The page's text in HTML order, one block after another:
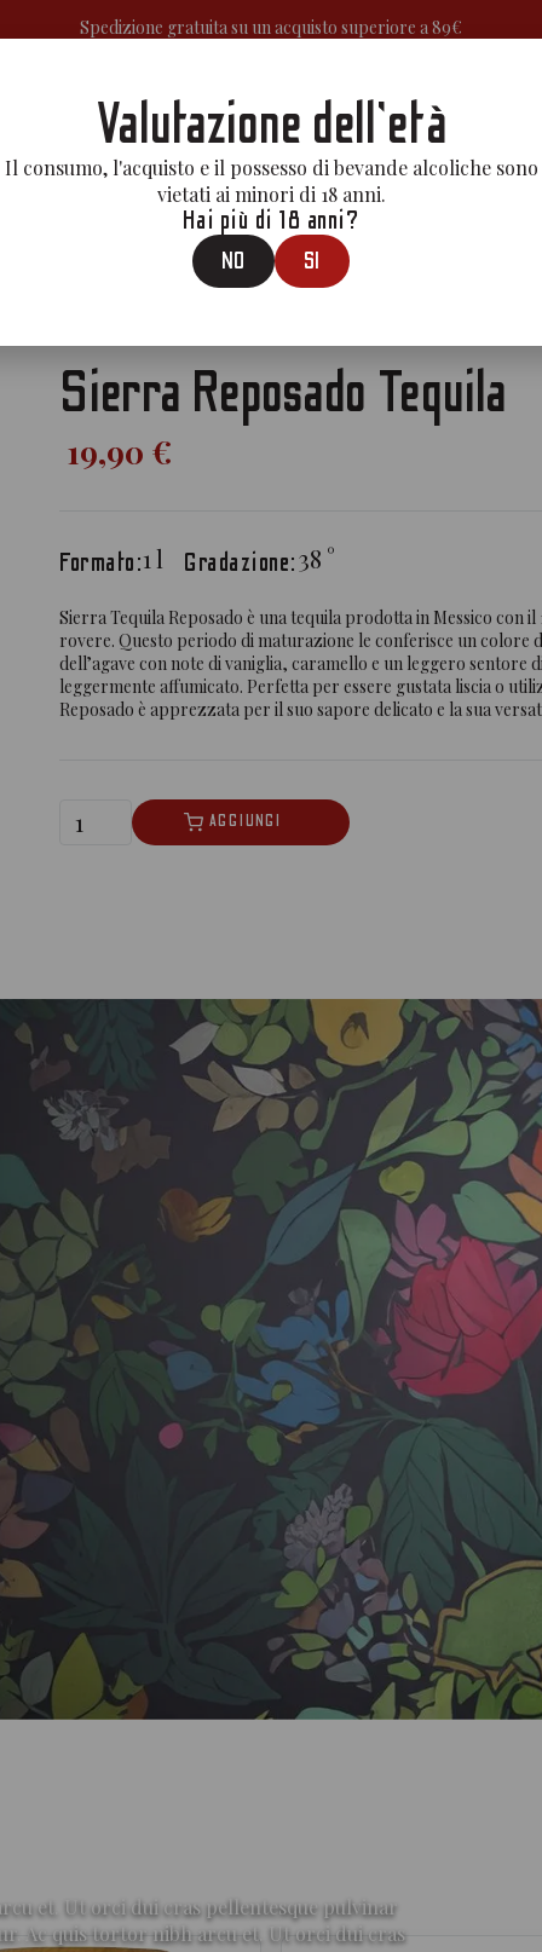
Spedizione gratuita su un acquisto superiore a 89€
APERITIVI&BITTERS GIN MEZCALLIQUORI
Valutazione dell'età
Il consumo, l'acquisto e il possesso di bevande alcoliche sono
vietati ai minori di 18 anni.
Hai più di 18 anni?
NO SI
Sierra Reposado Tequila
19,90 €
Formato:1 l Gradazione:38 °
Sierra Tequila Reposado è una tequila prodotta in Messico con
rovere. Questo periodo di maturazione le conferisce un
dell’agave con note di vaniglia, caramello e un leggero
leggermente affumicato. Perfetta per essere gustata liscia o
Reposado è apprezzata per il suo sapore delicato e la sua
et. Ut orci dui cras pellentesque pulvinar
Ac quis tortor nibh arcu et. Ut orci dui cras